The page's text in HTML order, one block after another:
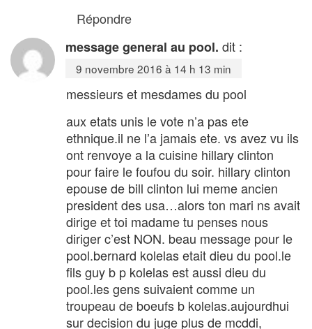
Répondre
message general au pool. dit :
9 novembre 2016 à 14 h 13 min
messieurs et mesdames du pool
aux etats unis le vote n’a pas ete
ethnique.il ne l’a jamais ete. vs avez vu ils
ont renvoye a la cuisine hillary clinton
pour faire le foufou du soir. hillary clinton
epouse de bill clinton lui meme ancien
president des usa…alors ton mari ns avait
dirige et toi madame tu penses nous
diriger c’est NON. beau message pour le
pool.bernard kolelas etait dieu du pool.le
fils guy b p kolelas est aussi dieu du
pool.les gens suivaient comme un
troupeau de boeufs b kolelas.aujourdhui
sur decision du juge plus de mcddi,